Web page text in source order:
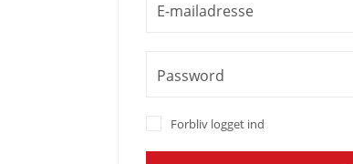
E-mailadresse
Password
Forbliv logget ind